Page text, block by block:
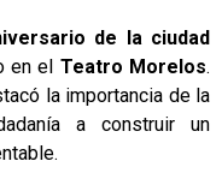
de la ciudad
en el Teatro Morelos.
la importancia de la
a construir un